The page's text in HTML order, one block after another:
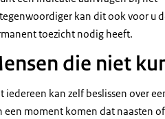
kan dit ook voor u
toezicht nodig heeft.
die niet
iedereen kan zelf beslissen over
een moment komen dat naasten